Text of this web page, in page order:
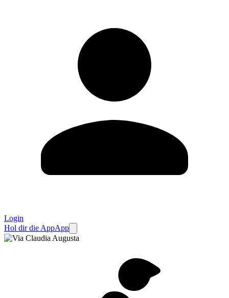
Login
Hol dir die AppApp